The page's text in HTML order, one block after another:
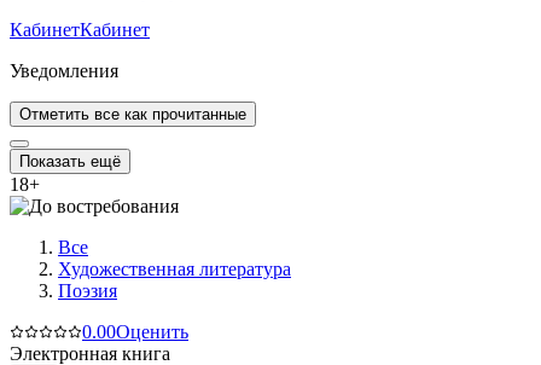
КабинетКабинет
Уведомления
Отметить все как прочитанные
Показать ещё
18+
Все
Художественная литература
Поэзия
0.00Оценить
Электронная книга